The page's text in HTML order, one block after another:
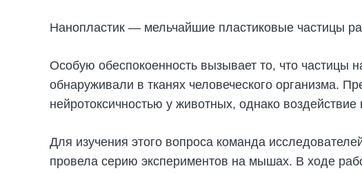
Нанопластик — мельчайшие пластиковые частицы
Особую обеспокоенность вызывает то, что частицы
обнаруживали в тканях человеческого организма.
нейротоксичностью у животных, однако
Для изучения этого вопроса команда
провела серию экспериментов на мышах. В ходе